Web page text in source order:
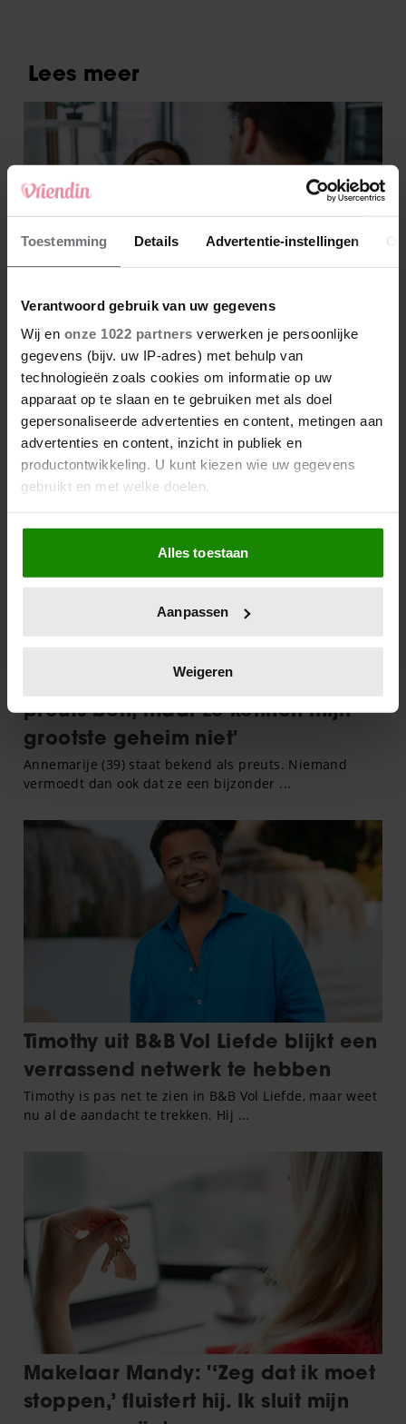
Toestemming Details Advertentie-instellingen
Verantwoord gebruik van uw gegevens
Wij en onze 1022 partners verwerken je persoonlijke
gegevens (bijv. uw IP-adres) met behulp van
technologieën zoals cookies om informatie op uw
apparaat op te slaan en te gebruiken met als doel
gepersonaliseerde advertenties en content, metingen aan
advertenties en content, inzicht in publiek en
productontwikkeling. U kunt kiezen wie uw gegevens
gebruikt en met welke doelen.
Als u het toestaat, willen we ook graag:
Informatie verzamelen over uw geografische
locatie, die tot een paar meter nauwkeurig kan zijn
scannen op specifieke eigenschappen (fingerprinting)
verwerkt en stel uw voorkeuren in het
intrekken in de Cookieverklaring.
We gebruiken cookies om content en advertenties te
personaliseren, om functies voor social media te bieden
informatie over uw gebruik van onze site met onze
partners voor social media, adverteren en analyse. Deze
partners kunnen deze gegevens combineren met andere
informatie die u aan ze heeft verstrekt of die ze hebben
verzameld op basis van uw gebruik van hun services. U
gaat akkoord met onze cookies als u onze website blijft
Alles toestaan
Aanpassen
Weigeren